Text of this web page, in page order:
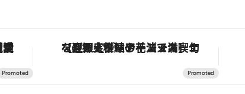
実現させたナイジェリアの自然環境の復活 【夏限定ディナーコース】旬を迎える稚鮎や花ズッキーニなどをイタリア・トスカーナの郷土料理の手法で満喫！